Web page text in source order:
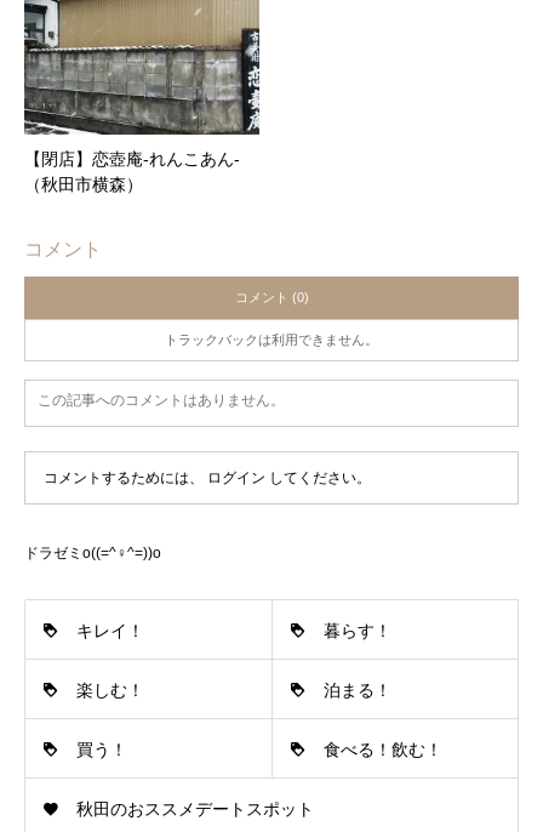
【閉店】恋壺庵-れんこあん-
（秋田市横森）
コメント
コメント (0)
トラックバックは利用できません。
この記事へのコメントはありません。
コメントするためには、 ログイン してください。
ドラゼミo((=^♀^=))o
キレイ！ 暮らす！
楽しむ！ 泊まる！
買う！ 食べる！飲む！
秋田のおススメデートスポット